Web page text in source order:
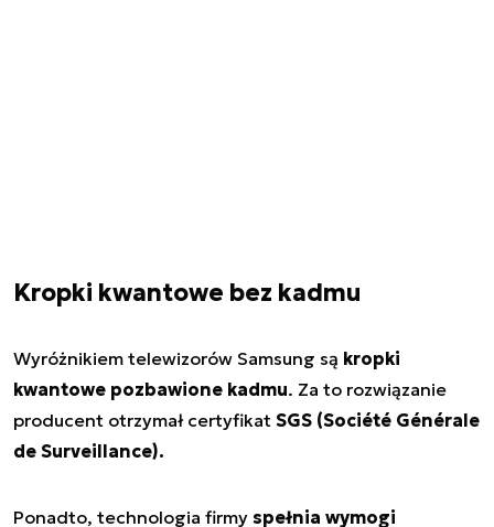
Kropki kwantowe bez kadmu
Wyróżnikiem telewizorów Samsung są kropki
kwantowe pozbawione kadmu. Za to rozwiązanie
producent otrzymał certyfikat SGS (Société Générale
de Surveillance).
Ponadto, technologia firmy spełnia wymogi